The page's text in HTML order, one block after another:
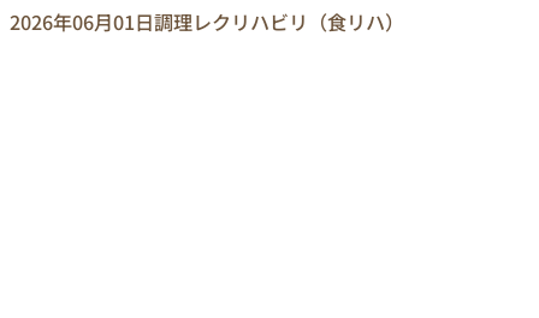
2026年06月01日調理レクリハビリ（食リハ）